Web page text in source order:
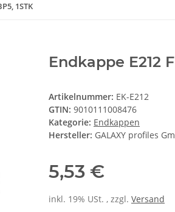
1STK
Endkappe E212
Artikelnummer: EK-E212
GTIN: 9010111008476
Kategorie: Endkappen
Hersteller: GALAXY profiles
5,53 €
inkl. 19% USt. , zzgl. Versand